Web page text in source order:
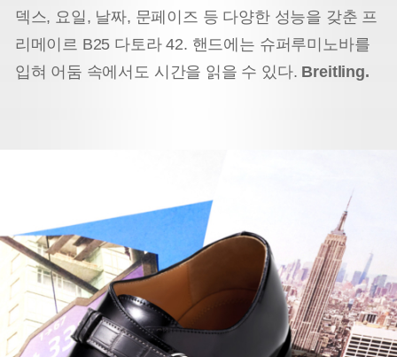
덱스, 요일, 날짜, 문페이즈 등 다양한 성능을 갖춘 프
리메이르 B25 다토라 42. 핸드에는 슈퍼루미노바를
입혀 어둠 속에서도 시간을 읽을 수 있다. Breitling.